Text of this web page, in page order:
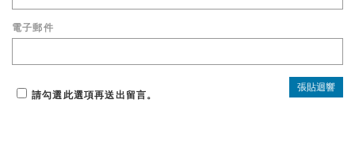
電子郵件
請勾選此選項再送出留言。